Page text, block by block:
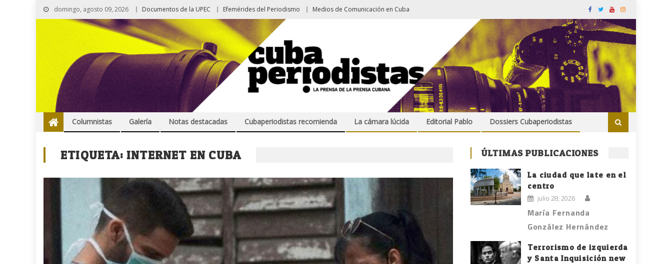
domingo, agosto 09, 2026 Documentos de la UPEC Efemérides del Periodismo Medios de Comunicación en Cuba
Columnistas Galería Notas destacadas Cubaperiodistas recomienda La cámara lúcida Editorial Pablo Dossiers Cubaperiodistas
ETIQUETA: INTERNET EN CUBA ÚLTIMAS PUBLICACIONES
La ciudad que late en el
centro
julio 28, 2026
María Fernanda
González Hernández
Terrorismo de izquierda
y Santa Inquisición new